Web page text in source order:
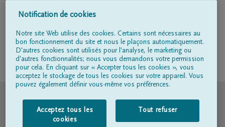
Entrepreneur de pompes funèbres
Suivez-nous sur
Conditions d'utilisation
Notification de cookies
Notre site Web utilise des cookies. Certains sont nécessaires au
bon fonctionnement du site et nous le plaçons automatiquement.
D'autres cookies sont utilisés pour l'analyse, le marketing ou
d'autres fonctionnalités; nous vous demandons votre permission
pour cela. En cliquant sur « Accepter tous les cookies », vous
acceptez le stockage de tous les cookies sur votre appareil. Vous
pouvez également définir vous-même vos préférences.
Acceptez tous les
cookies
Tout refuser